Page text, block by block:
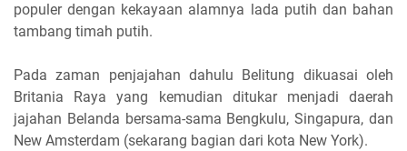
populer dengan kekayaan alamnya lada putih dan bahan
tambang timah putih.
Pada zaman penjajahan dahulu Belitung dikuasai oleh
Britania Raya yang kemudian ditukar menjadi daerah
jajahan Belanda bersama-sama Bengkulu, Singapura, dan
New Amsterdam (sekarang bagian dari kota New York).